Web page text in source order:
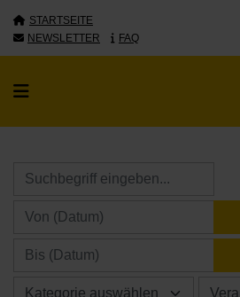
STARTSEITE
NEWSLETTER
FAQ